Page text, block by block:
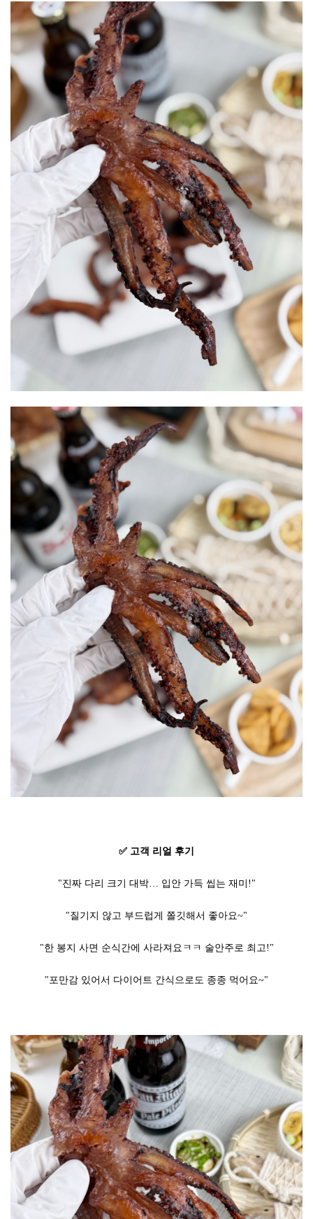
✅ 고객 리얼 후기
"진짜 다리 크기 대박… 입안 가득 씹는 재미!"
"질기지 않고 부드럽게 쫄깃해서 좋아요~"
"한 봉지 사면 순식간에 사라져요ㅋㅋ 술안주로 최고!"
"포만감 있어서 다이어트 간식으로도 종종 먹어요~"